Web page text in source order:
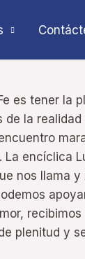
es tener la
de la realidad
encíclica
nos llama y
recibimos
plenitud y